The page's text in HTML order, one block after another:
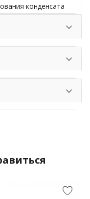
конденсата